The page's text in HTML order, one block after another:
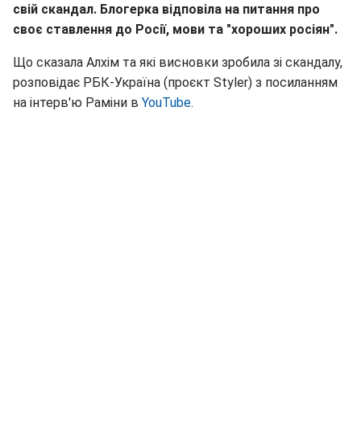
свій скандал. Блогерка відповіла на питання про
своє ставлення до Росії, мови та "хороших росіян".
Що сказала Алхім та які висновки зробила зі скандалу,
розповідає РБК-Україна (проєкт Styler) з посиланням
на інтерв'ю Раміни в YouTube.